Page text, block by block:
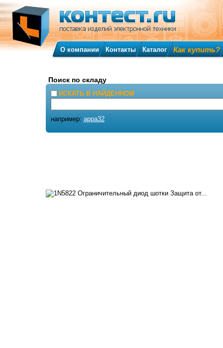
О компании Контакты Каталог Как купить?
Поиск по складу
ИСКАТЬ В НАЙДЕННОМ
например: appa32